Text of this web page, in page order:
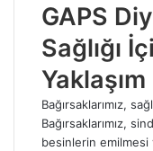
GAPS
Sağlığı
Yaklaşım
Bağırsaklarımız,
Bağırsaklarımız,
besinlerin emilmesi